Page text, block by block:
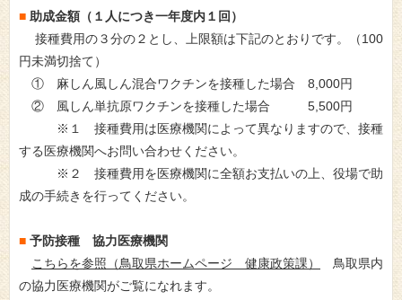
■ 助成金額（１人につき一年度内１回）
接種費用の３分の２とし、上限額は下記のとおりです。（100
円未満切捨て）
① 麻しん風しん混合ワクチンを接種した場合 8,000円
② 風しん単抗原ワクチンを接種した場合 5,500円
※１ 接種費用は医療機関によって異なりますので、接種
する医療機関へお問い合わせください。
※２ 接種費用を医療機関に全額お支払いの上、役場で助
成の手続きを行ってください。
■ 予防接種 協力医療機関
こちらを参照（鳥取県ホームページ 健康政策課）
鳥取県内
の協力医療機関がご覧になれます。